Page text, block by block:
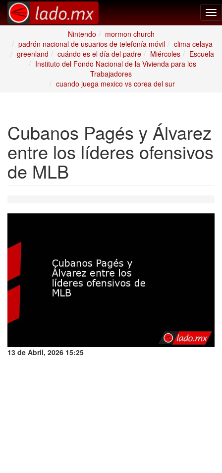
Nintendo
mormon church
padrón nacional de usuarios de telefonía móvil
clima celaya
greenland
cuándo es el día del padre Miércoles
Escuela
Instituto del Fondo Nacional de la Vivienda para los
Trabajadores
cuando juega mexico vs corea del sur
Cubanos Pagés y Álvarez
entre los líderes ofensivos
de MLB
13 de Abril, 2026 15:25